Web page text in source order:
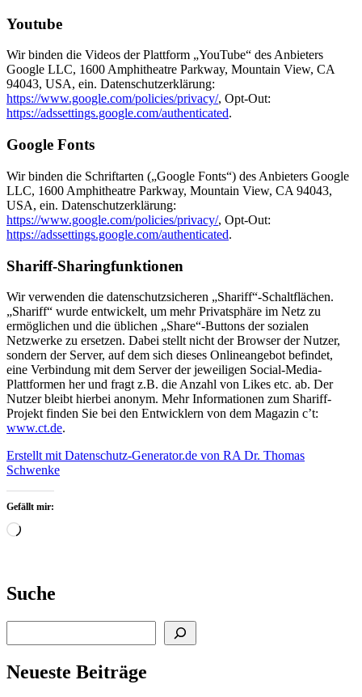
Youtube
Wir binden die Videos der Plattform „YouTube“ des Anbieters
Google LLC, 1600 Amphitheatre Parkway, Mountain View, CA
94043, USA, ein. Datenschutzerklärung:
https://www.google.com/policies/privacy/, Opt-Out:
https://adssettings.google.com/authenticated.
Google Fonts
Wir binden die Schriftarten („Google Fonts“) des Anbieters Google
LLC, 1600 Amphitheatre Parkway, Mountain View, CA 94043,
USA, ein. Datenschutzerklärung:
https://www.google.com/policies/privacy/, Opt-Out:
https://adssettings.google.com/authenticated.
Shariff-Sharingfunktionen
Wir verwenden die datenschutzsicheren „Shariff“-Schaltflächen.
„Shariff“ wurde entwickelt, um mehr Privatsphäre im Netz zu
ermöglichen und die üblichen „Share“-Buttons der sozialen
Netzwerke zu ersetzen. Dabei stellt nicht der Browser der Nutzer,
sondern der Server, auf dem sich dieses Onlineangebot befindet,
eine Verbindung mit dem Server der jeweiligen Social-Media-
Plattformen her und fragt z.B. die Anzahl von Likes etc. ab. Der
Nutzer bleibt hierbei anonym. Mehr Informationen zum Shariff-
Projekt finden Sie bei den Entwicklern von dem Magazin c’t:
www.ct.de.
Erstellt mit Datenschutz-Generator.de von RA Dr. Thomas
Schwenke
Gefällt mir:
Wird
Suche
Neueste Beiträge